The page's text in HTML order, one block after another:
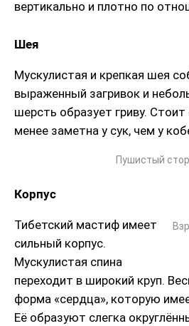
вертикально и плотно по
Шея
Мускулистая и крепкая шея
выраженный загривок и
шерсть образует гриву.
менее заметна у сук, чем у
Пушистый
Корпус
Тибетский мастиф имеет
сильный корпус.
Мускулистая спина
переходит в широкий круп.
форма «сердца», которую
Её образуют слегка